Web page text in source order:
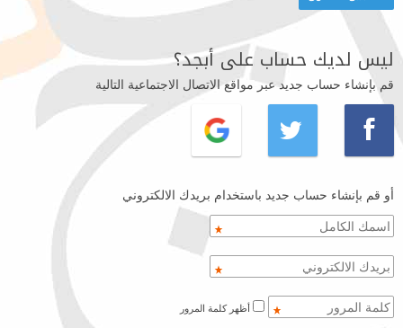
ليس لديك حساب على أبجد؟
قم بإنشاء حساب جديد عبر مواقع الاتصال الاجتماعية التالية
أو قم بإنشاء حساب جديد باستخدام بريدك الالكتروني